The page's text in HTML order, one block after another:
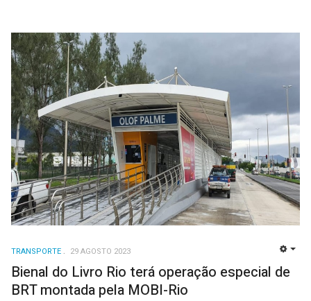
TRANSPORTE 29 AGOSTO 2023
Bienal do Livro Rio terá operação especial de
BRT montada pela MOBI-Rio